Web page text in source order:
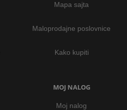
Mapa sajta
Maloprodajne poslovnice
Kako kupiti
MOJ NALOG
Moj nalog